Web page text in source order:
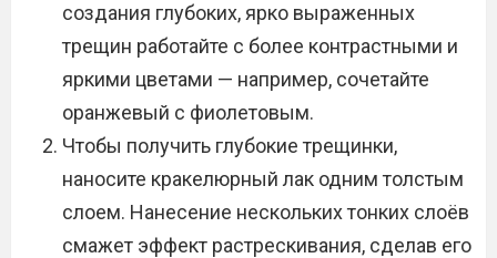
создания глубоких, ярко выраженных
трещин работайте с более контрастными и
яркими цветами — например, сочетайте
оранжевый с фиолетовым.
Чтобы получить глубокие трещинки,
наносите кракелюрный лак одним толстым
слоем. Нанесение нескольких тонких слоёв
смажет эффект растрескивания, сделав его